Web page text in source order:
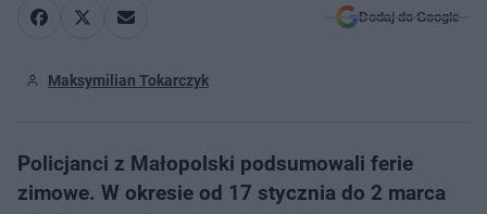
Dodaj do Google
Maksymilian Tokarczyk
Policjanci z Małopolski podsumowali ferie
zimowe. W okresie od 17 stycznia do 2 marca